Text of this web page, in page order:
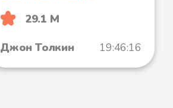
29.1 М
Джон Толкин
19:46:16